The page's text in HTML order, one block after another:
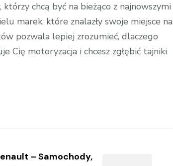
chcą być na bieżąco z najnowszymi
marek, które znalazły swoje miejsce na
pozwala lepiej zrozumieć, dlaczego
Cię motoryzacja i chcesz zgłębić tajniki
– Samochody,